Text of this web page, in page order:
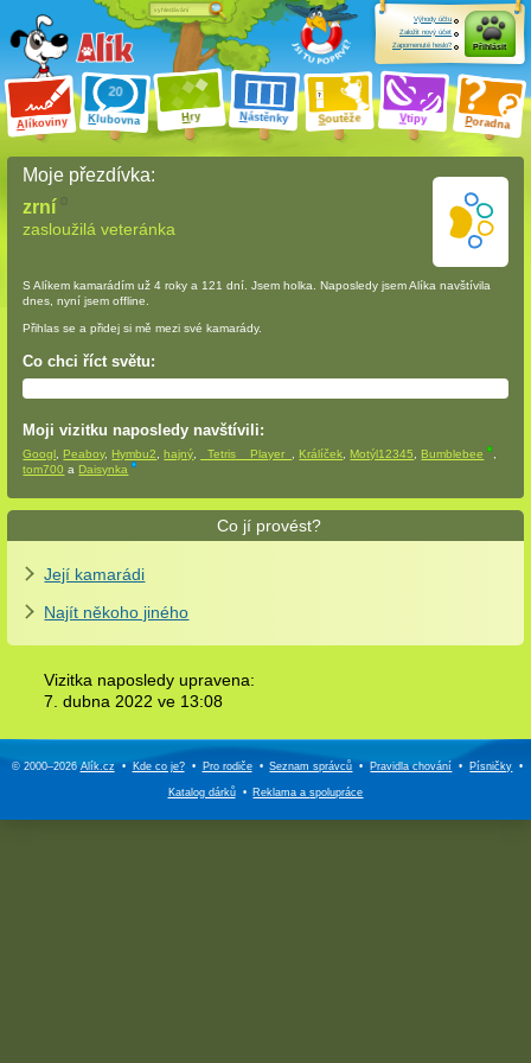
Alíkoviny Klubovna Hry Nástěnky Soutěže Vtipy Poradna
Výhody účtu
Založit nový účet
Zapomenuté heslo?
Přihlásit
Moje přezdívka:
zrní
zasloužilá veteránka
S Alíkem kamarádímuž 4 roky a 121 dní . Jsem holka. Naposledy jsem Alíka navštívila
dnes, nyní jsem offline.
Přihlas se a přidej si mě mezi své kamarády.
Co chci říct světu:
Moji vizitku naposledy navštívili:
Googl , Peaboy, Hymbu2, hajný, _Tetris__Player_ , Králíček, Motýl12345, Bumblebee
,
tom700 a Daisynka
Co jí provést?
Její kamarádi
Najít někoho jiného
Vizitka naposledy upravena:
7. dubna 2022 ve 13:08
© 2000–2026Alík.cz • Kde co je? • Pro rodiče • Seznam správců • Pravidla chování • Písničky •
Katalog dárků • Reklama aspolupráce